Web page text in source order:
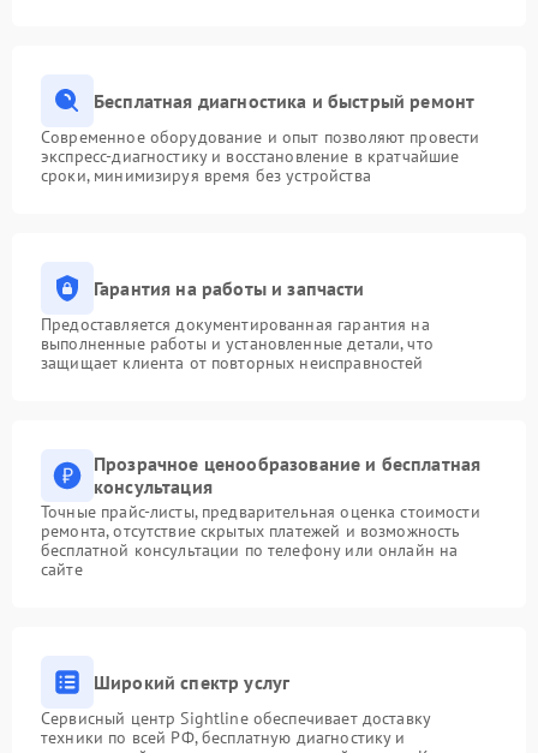
Бесплатная диагностика и быстрый ремонт
Современное оборудование и опыт позволяют провести
экспресс-диагностику и восстановление в кратчайшие
сроки, минимизируя время без устройства
Гарантия на работы и запчасти
Предоставляется документированная гарантия на
выполненные работы и установленные детали, что
защищает клиента от повторных неисправностей
Прозрачное ценообразование и бесплатная
консультация
Точные прайс-листы, предварительная оценка стоимости
ремонта, отсутствие скрытых платежей и возможность
бесплатной консультации по телефону или онлайн на
сайте
Широкий спектр услуг
Сервисный центр Sightline обеспечивает доставку
техники по всей РФ, бесплатную диагностику и